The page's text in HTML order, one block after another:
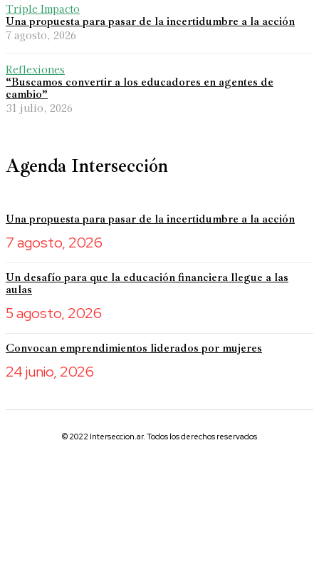
Triple Impacto
Una propuesta para pasar de la incertidumbre a la acción
7 agosto, 2026
Reflexiones
“Buscamos convertir a los educadores en agentes de
cambio”
31 julio, 2026
Agenda Intersección
Una propuesta para pasar de la incertidumbre a la acción
7 agosto, 2026
Un desafío para que la educación financiera llegue a las
aulas
5 agosto, 2026
Convocan emprendimientos liderados por mujeres
24 junio, 2026
© 2022 Interseccion.ar. Todos los derechos reservados